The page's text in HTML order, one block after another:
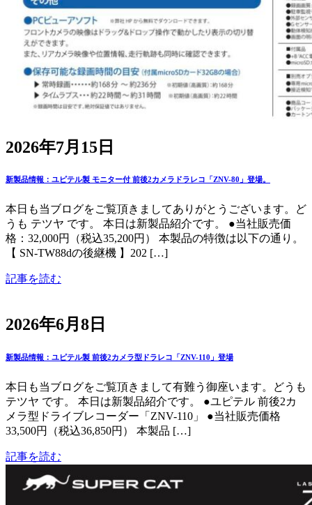
2026年7月15日
新製品情報：ユピテル製 モニター付 前後2カメラドラレコ「ZNV-80」登場。
本日も当ブログをご覧頂きましてありがとうございます。ど
うも テツヤ です。 本日は新製品紹介です。 ●当社販売価
格：32,000円（税込35,200円） 本製品の特徴は以下の通り。
【 SN-TW88dの後継機 】202 […]
記事を読む
2026年6月8日
新製品情報：ユピテル製 前後2カメラ型ドラレコ「ZNV-110」登場
本日も当ブログをご覧頂きまして有難う御座います。どうも
テツヤ です。 本日は新製品紹介です。 ●ユピテル 前後2カ
メラ型ドライブレコーダー「ZNV-110」 ●当社販売価格
33,500円（税込36,850円） 本製品 […]
記事を読む